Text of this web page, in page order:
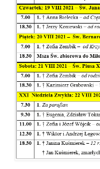
Wspólnoty
Katecheza
Kaplica
Pracownicy
e-Katolik
Nabożeństwa